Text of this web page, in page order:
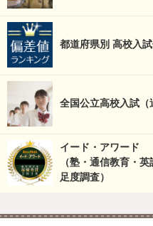
都道府県別 高校入
全国公立高校入試（
イード・アワード
（塾・通信教育・
足度調査）